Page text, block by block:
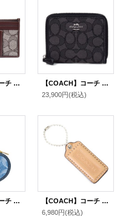
【COACH】コーチ コインケース ジャガード レザー シグネチャー キーリング付き ミニ スキニー IDケース 小銭入れ オーク×マップル（日本未発売）
【COACH】コーチ ジャガード レザー シグネチャー ロゴ スモール ジップ アラウンド ウォレット 二つ折り 財布 ブラックスモークブラックマルチ〔日本未発売〕
23,900円(税込)
【COACH】コーチ キーホルダー デニム レザー シグネチャー ハート型 ポーチ コインケース ドッグリーシュ バッグチャーム インディゴ（日本未発売）
【COACH】コーチ レザー ハングタグ ロゴ チャーム キーホルダー マルチ（日本未発売）
6,980円(税込)